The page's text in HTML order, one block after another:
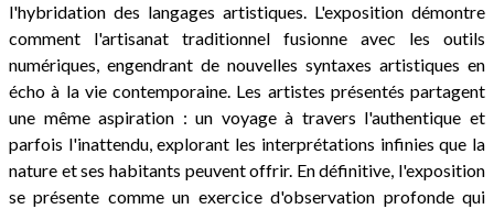
l'hybridation des langages artistiques. L'exposition démontre
comment l'artisanat traditionnel fusionne avec les outils
numériques, engendrant de nouvelles syntaxes artistiques en
écho à la vie contemporaine. Les artistes présentés partagent
une même aspiration : un voyage à travers l'authentique et
parfois l'inattendu, explorant les interprétations infinies que la
nature et ses habitants peuvent offrir. En définitive, l'exposition
se présente comme un exercice d'observation profonde qui